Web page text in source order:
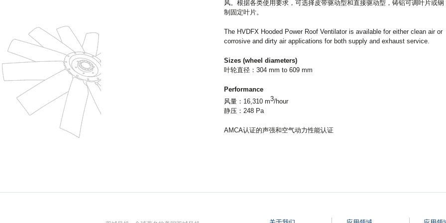
风。根据各类使用要求，可选择皮带驱动型和直接驱动型，铸铝可调叶片或钢
制固定叶片。
The HVDFX Hooded Power Roof Ventilator is available for either clean air or
corrosive and dirty air applications for both supply and exhaust service.
Sizes (wheel diameters)
叶轮直径：304 mm to 609 mm
Performance
风量：16,310 m3/hour
静压：248 Pa
AMCA认证的声强和空气动力性能认证